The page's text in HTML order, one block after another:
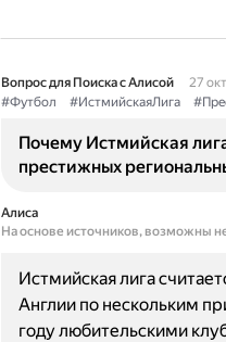
Вопрос для Поиска с Алисой
27
#Футбол
#ИстмийскаяЛига
Почему Истмийская
престижных
Алиса
На основе источников, возможны
Истмийская лига
Англии по нескольким
году любительскими